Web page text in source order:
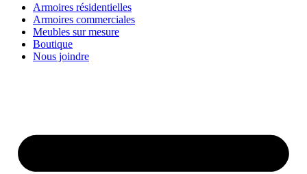
Armoires résidentielles
Armoires commerciales
Meubles sur mesure
Boutique
Nous joindre